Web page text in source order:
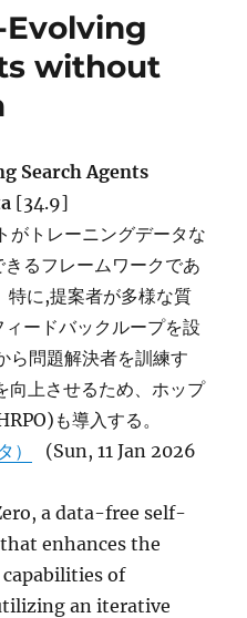
Search に
Evolving
without
Search Agents
[34.9]
がトレーニングデータな
るフレームワークであ
特に,提案者が多様な質
ードバックループを設
ら問題解決者を訓練す
向上させるため、ホップ
も導入する。
）
(Sun, 11 Jan 2026
a data-free self-
enhances the
of
an iterative